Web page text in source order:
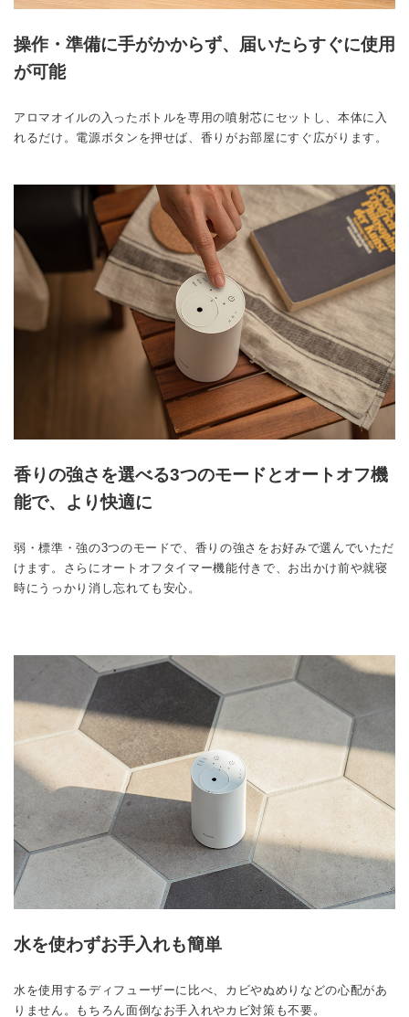
操作・準備に手がかからず、届いたらすぐに使用
が可能
アロマオイルの入ったボトルを専用の噴射芯にセットし、本体に入
れるだけ。電源ボタンを押せば、香りがお部屋にすぐ広がります。
香りの強さを選べる3つのモードとオートオフ機
能で、より快適に
弱・標準・強の3つのモードで、香りの強さをお好みで選んでいただ
けます。さらにオートオフタイマー機能付きで、お出かけ前や就寝
時にうっかり消し忘れても安心。
水を使わずお手入れも簡単
水を使用するディフューザーに比べ、カビやぬめりなどの心配があ
りません。もちろん面倒なお手入れやカビ対策も不要。